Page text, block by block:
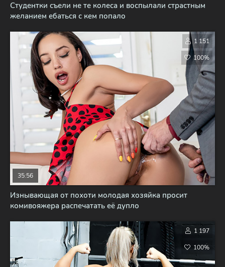
Студентки съели не те колеса и воспылали страстным
желанием ебаться с кем попало
Изнывающая от похоти молодая хозяйка просит
комивояжера распечатать её дупло
35:56
1 151
100%
1 197
100%